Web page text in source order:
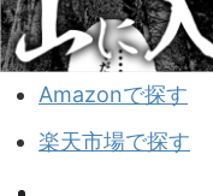
Amazonで探す
楽天市場で探す